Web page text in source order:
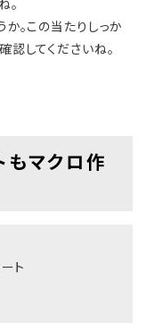
。この当たりしっか
してくださいね。
マクロ作
ト